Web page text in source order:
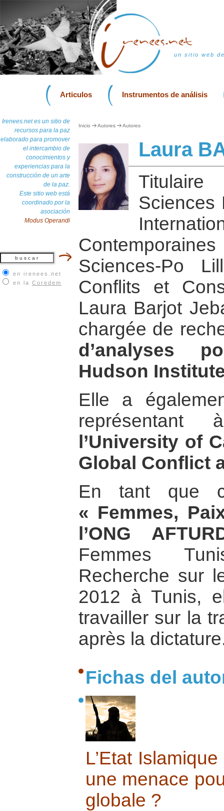
un sitio web
Articulos Instrumentos de análisis
Irenees.net es un sitio de
recursos para la paz
elaborado para promover
el intercambio de
conocimientos y
experiencias para la
construcción de un arte
de la paz.
Este sitio web está
coordinado por la
asociación
Modus Operandi
en irenees.net
en la Coredem
Inicio Autores Autores
Laura
Sciences
Sciences-Po
Conflits et
Laura Barjot
chargée de
d’analyses
Hudson
Elle a
représentant
l’University of
Global Conflict
En tant que
« Femmes,
l’ONG
Femmes
Recherche sur
2012 à Tunis,
travailler sur la
après la
Fichas del
L’Etat
une menace
globale ?